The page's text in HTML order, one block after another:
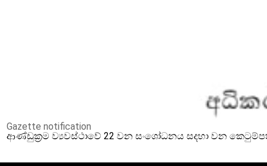
Gazette notification
ආණ්ඩුක්‍රම ව්‍යවස්ථාවේ 22 වන සංශෝධනය සදහා වන